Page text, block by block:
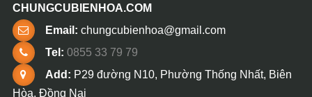
CHUNGCUBIENHOA.COM
Email: chungcubienhoa@gmail.com
Tel: 0855 33 79 79
Add: P29 đường N10, Phường Thống Nhất, Biên
Hòa, Đồng Nai